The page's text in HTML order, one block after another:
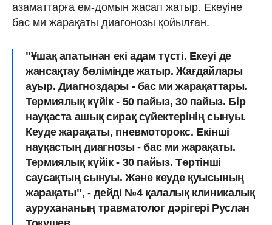
азаматтарға ем-домын жасап жатыр. Екеуіне
бас ми жарақаты диагонозы қойылған.
"Ұшақ апатынан екі адам түсті. Екеуі де
жансақтау бөлімінде жатыр. Жағдайлары
ауыр. Диагноздары - бас ми жарақаттары.
Термиялық күйік - 50 пайыз, 30 пайыз. Бір
науқаста ашық сирақ сүйектерінің сынуы.
Кеуде жарақаты, пневмоторокс. Екінші
науқастың диагнозы - бас ми жарақаты.
Термиялық күйік - 30 пайыз. Төртінші
саусақтың сынуы. Және кеуде қуысының
жарақаты", - дейді №4 қалалық клиникалық
аурухананың травматолог дәрігері Руслан